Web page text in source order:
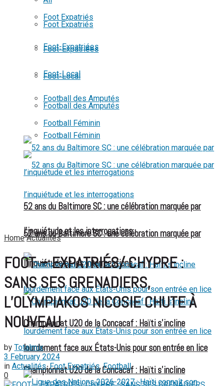
Foot Expatriés
Foot-Expatriées
Foot-Local
Football des Amputés
Football Féminin
52 ans du Baltimore SC : une célébration marquée par
l’inquiétude et les interrogations
Championnat U20 de la Concacaf : Haïti s’incline
Foot Expatriés
Foot-Expatriées
Foot-Local
Football des Amputés
Football Féminin
52 ans du Baltimore SC : une célébration marquée par
l’inquiétude et les interrogations
Championnat U20 de la Concacaf : Haïti s’incline
lourdement face aux États-Unis pour son entrée en lice
Home Actualités
FOOT – EXPATRIÉS/ CHYPRE :
SANS SES GRENADIERS,
L’OLYMPIAKOS NICOSIE CHUTE À
NOUVEAU
by Totalmix
3 February 2024
in Actualités,Foot Expatriés,Football
0